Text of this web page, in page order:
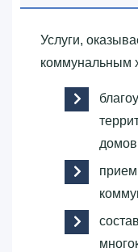
Услуги,
коммунальным